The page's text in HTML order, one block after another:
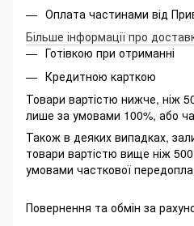
Оплата частинами від
Більше інформації про
Готівкою при отриманні
Кредитною карткою
Товари вартістю нижче, ніж
лише за умовами 100%, або
Також в деяких випадках,
товари вартістю вище ніж
умовами часткової
Повернення та обмін за